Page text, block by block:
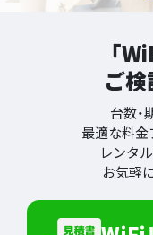
「
ご
台数
最適な料金
レンタ
お気軽